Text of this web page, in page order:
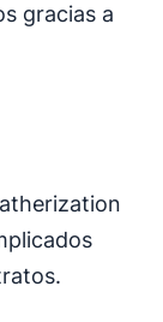
gracias a